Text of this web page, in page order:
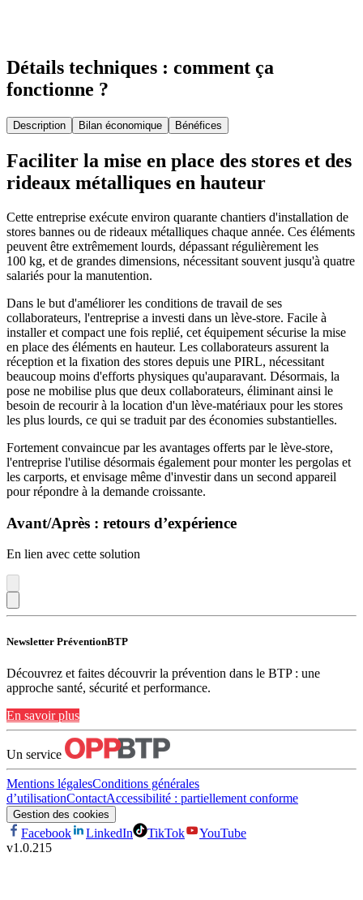
Détails techniques : comment ça
fonctionne ?
Description Bilan économique Bénéfices
Faciliter la mise en place des stores et des
rideaux métalliques en hauteur
Cette entreprise exécute environ quarante chantiers d'installation de
stores bannes ou de rideaux métalliques chaque année. Ces éléments
peuvent être extrêmement lourds, dépassant régulièrement les
100 kg, et de grandes dimensions, nécessitant souvent jusqu'à quatre
salariés pour la manutention.
Dans le but d'améliorer les conditions de travail de ses
collaborateurs, l'entreprise a investi dans un lève-store. Facile à
installer et compact une fois replié, cet équipement sécurise la mise
en place des éléments en hauteur. Les collaborateurs assurent la
réception et la fixation des stores depuis une PIRL, nécessitant
beaucoup moins d'efforts physiques qu'auparavant. Désormais, la
pose ne mobilise plus que deux collaborateurs, éliminant ainsi le
besoin de recourir à la location d'un lève-matériaux pour les stores
les plus lourds, ce qui se traduit par des économies substantielles.
Fortement convaincue par les avantages offerts par le lève-store,
l'entreprise l'utilise désormais également pour monter les pergolas et
les carports, et envisage même d'investir dans un second appareil
pour répondre à la demande croissante.
Avant/Après : retours d’expérience
En lien avec cette solution
Newsletter PréventionBTP
Découvrez et faites découvrir la prévention dans le BTP : une
approche santé, sécurité et performance.
En savoir plus
Un service
Mentions légalesConditions générales
d’utilisationContactAccessibilité : partiellement conforme
Gestion des cookies
Facebook LinkedIn TikTok
YouTube
v1.0.215